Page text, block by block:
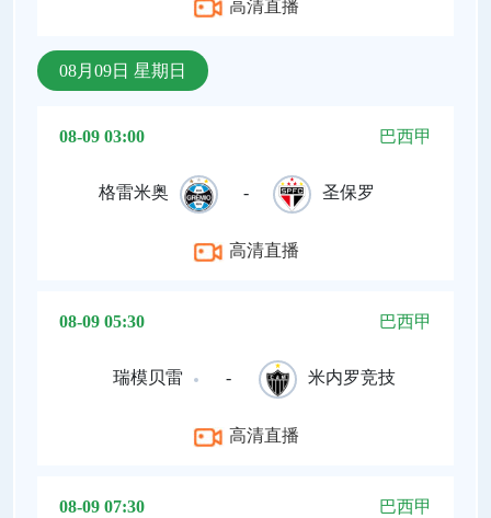
高清直播
08月09日 星期日
08-09 03:00 巴西甲
格雷米奥 - 圣保罗
高清直播
08-09 05:30 巴西甲
瑞模贝雷 - 米内罗竞技
高清直播
08-09 07:30 巴西甲